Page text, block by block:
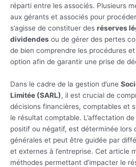
réparti entre les associés. Plusieurs
aux gérants et associés pour
s’agisse de constituer des réserves
dividendes ou de gérer des pertes
de bien comprendre les procédures
option afin de garantir une prise de
Dans le cadre de la gestion d’une
Limitée (SARL), il est crucial de
décisions financières, comptables et
le résultat comptable. L’affectation
positif ou négatif, est déterminée lors
générales et peut être guidée par
et externes à l’entreprise. Cet article
méthodes permettant d’impacter le